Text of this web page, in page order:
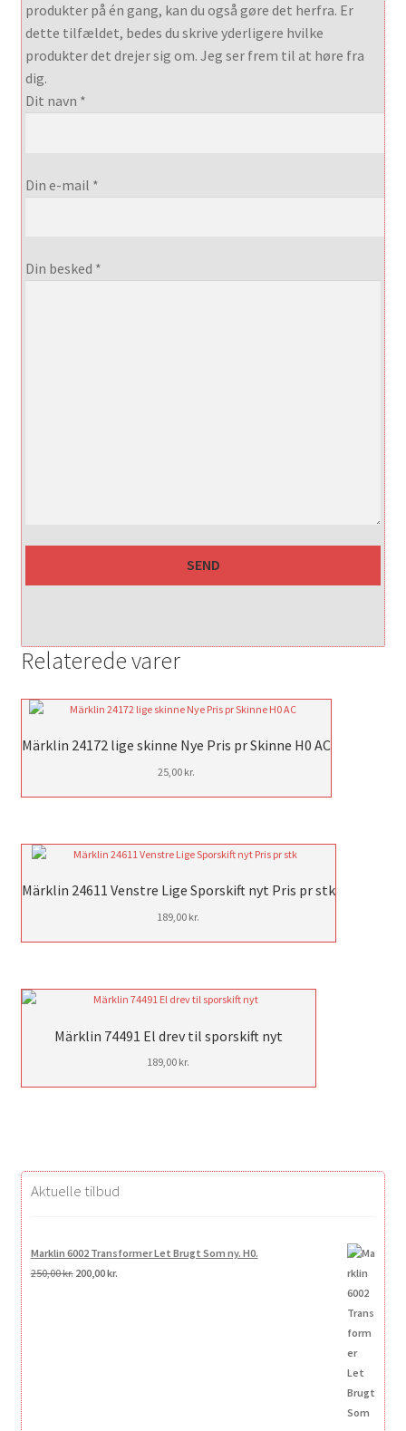
produkter på én gang, kan du også gøre det herfra. Er
dette tilfældet, bedes du skrive yderligere hvilke
produkter det drejer sig om. Jeg ser frem til at høre fra
dig.
Dit navn *
Din e-mail *
Din besked *
Relaterede varer
Märklin 24172 lige skinne Nye Pris pr Skinne H0 AC
25,00 kr.
Märklin 24611 Venstre Lige Sporskift nyt Pris pr stk
189,00 kr.
Märklin 74491 El drev til sporskift nyt
189,00 kr.
Aktuelle tilbud
Marklin 6002 Transformer Let Brugt Som ny. H0.
250,00kr. Den
200,00kr.Den